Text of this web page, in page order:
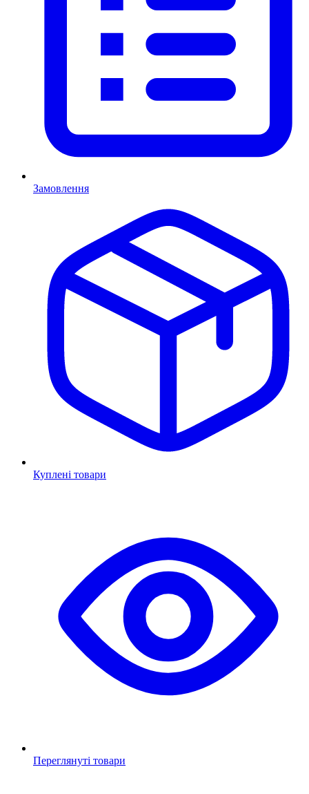
Замовлення
Куплені товари
Переглянуті товари